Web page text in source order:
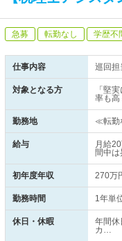
急募 転勤なし 学歴不
仕事内容 巡回担
対象となる方
「堅
率も高
勤務地 ≪転勤
給与
月給
間中
初年度年収 270万
勤務時間 1年単
休日・休暇
年間
カ…